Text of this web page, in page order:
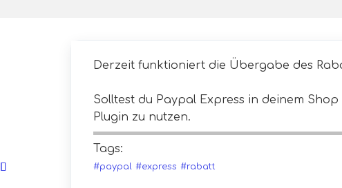
Derzeit funktioniert die Übergabe des
Solltest du Paypal Express in deinem
Plugin zu nutzen.
Tags:
#paypal #express #rabatt